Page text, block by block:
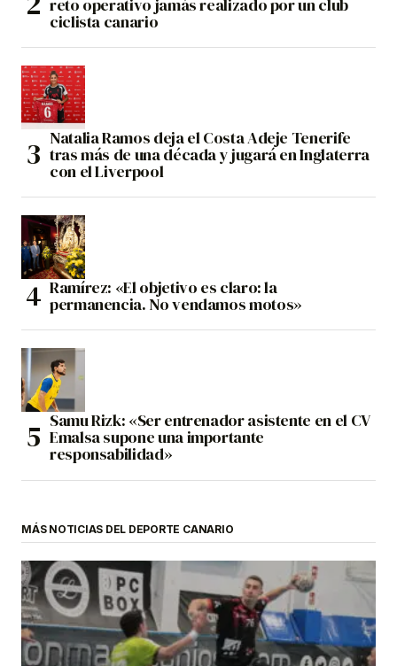
reto operativo jamás realizado por un club
ciclista canario
Natalia Ramos deja el Costa Adeje Tenerife
tras más de una década y jugará en Inglaterra
con el Liverpool
Ramírez: «El objetivo es claro: la
permanencia. No vendamos motos»
Samu Rizk: «Ser entrenador asistente en el CV
Emalsa supone una importante
responsabilidad»
MÁS NOTICIAS DEL DEPORTE CANARIO